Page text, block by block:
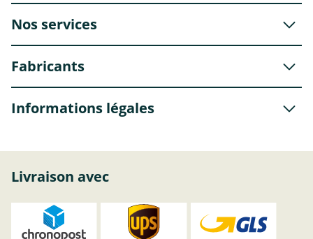
Nos services
Fabricants
Informations légales
Livraison avec